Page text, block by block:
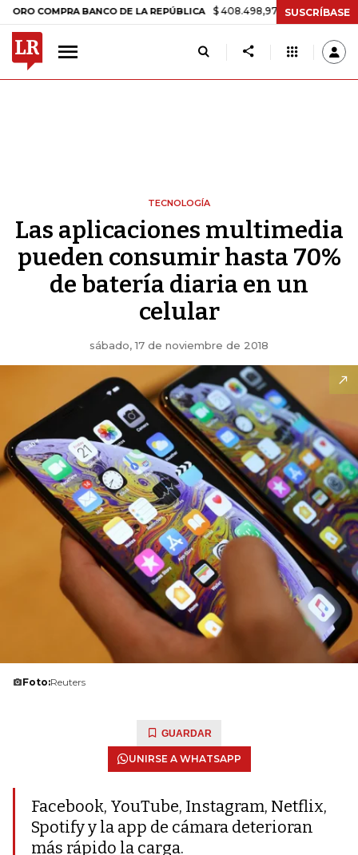
BANCO DE LA REPÚBLICA $ 408.498,97 +$ 8.753,81 +2,19%
SUSCRÍBASE
TECNOLOGÍA
Las aplicaciones multimedia
pueden consumir hasta 70%
de batería diaria en un
celular
sábado, 17 de noviembre de 2018
Foto:Reuters
GUARDAR
UNIRSE A WHATSAPP
Facebook, YouTube, Instagram, Netflix,
Spotify y la app de cámara deterioran
más rápido la carga.